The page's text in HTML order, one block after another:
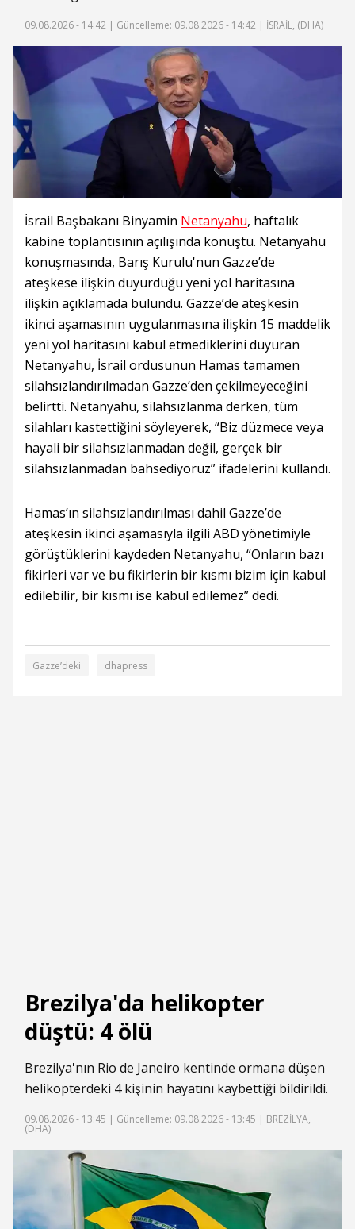
09.08.2026 - 14:42 | Güncelleme: 09.08.2026 - 14:42 | İSRAİL, (DHA)
İsrail Başbakanı Binyamin Netanyahu, haftalık
kabine toplantısının açılışında konuştu. Netanyahu
konuşmasında, Barış Kurulu'nun Gazze’de
ateşkese ilişkin duyurduğu yeni yol haritasına
ilişkin açıklamada bulundu. Gazze’de ateşkesin
ikinci aşamasının uygulanmasına ilişkin 15 maddelik
yeni yol haritasını kabul etmediklerini duyuran
Netanyahu, İsrail ordusunun Hamas tamamen
silahsızlandırılmadan Gazze’den çekilmeyeceğini
belirtti. Netanyahu, silahsızlanma derken, tüm
silahları kastettiğini söyleyerek, “Biz düzmece veya
hayali bir silahsızlanmadan değil, gerçek bir
silahsızlanmadan bahsediyoruz” ifadelerini kullandı.
Hamas’ın silahsızlandırılması dahil Gazze’de
ateşkesin ikinci aşamasıyla ilgili ABD yönetimiyle
görüştüklerini kaydeden Netanyahu, “Onların bazı
fikirleri var ve bu fikirlerin bir kısmı bizim için kabul
edilebilir, bir kısmı ise kabul edilemez” dedi.
Gazze’deki dhapress
Brezilya'da helikopter
düştü: 4 ölü
Brezilya'nın Rio de Janeiro kentinde ormana düşen
helikopterdeki 4 kişinin hayatını kaybettiği bildirildi.
09.08.2026 - 13:45 | Güncelleme: 09.08.2026 - 13:45 | BREZİLYA,
(DHA)